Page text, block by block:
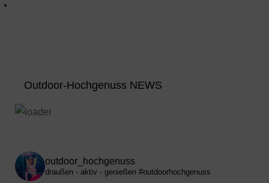
Outdoor-Hochgenuss NEWS
outdoor_hochgenuss
draußen - aktiv - genießen #outdoorhochgenuss